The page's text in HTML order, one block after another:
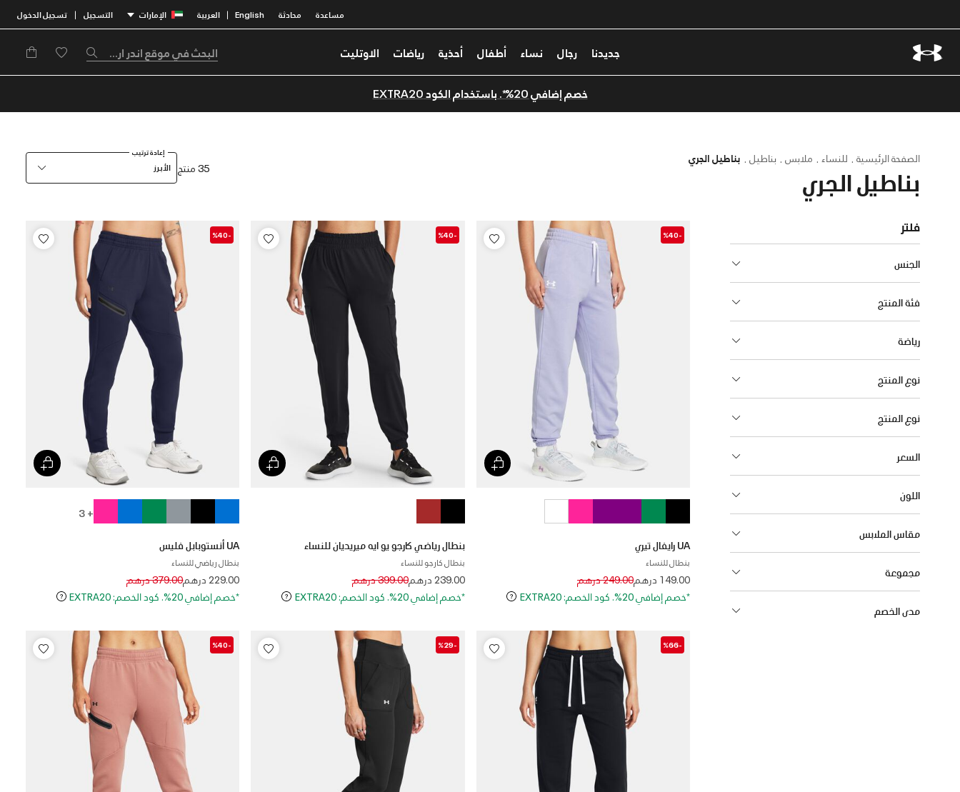
مساعدة محادثة English
| العربية الإمارات التسجيل | تسجيل الدخول
جديدنا رجال نساء أطفال أحذية رياضات الاوتليت
خصم إضافي 20%*. باستخدام الكود EXTRA20
الصفحة الرئيسية للنساء ملابس بناطيل بناطيل الجري
بناطيل الجري 35 منتج
إعادة ترتيب
الأبرز
فلتر
الجنس
فئة المنتج
رياضة
نوع المنتج
نوع المنتج
السعر
اللون
مقاس الملابس
مجموعة
مدى الخصم
-%40
UA رايفال تيري
بنطال للنساء
149.00 درهم Price reduced from
249.00 درهمto
*خصم إضافي 20%. كود الخصم: EXTRA20
-%40
بنطال رياضي كارجو يو ايه ميريديان للنساء
بنطال كارجو للنساء
239.00 درهم Price reduced from
399.00 درهمto
*خصم إضافي 20%. كود الخصم: EXTRA20
-%40
+ 3
UA أنستوبابل فليس
بنطال رياضي للنساء
229.00 درهم Price reduced from
379.00 درهمto
*خصم إضافي 20%. كود الخصم: EXTRA20
-%66
-%29
-%40